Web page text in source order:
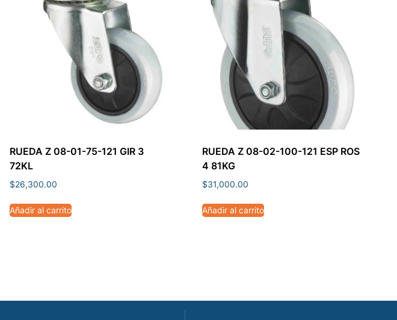
RUEDA Z 08-01-75-121 GIR 3
72KL
$26,300.00
Añadir al carrito
RUEDA Z 08-02-100-121 ESP ROS
4 81KG
$31,000.00
Añadir al carrito